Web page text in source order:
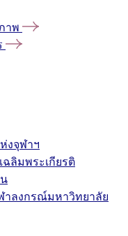
าพ
งจุฬาฯ
ลิมพระเกียรติ
าลงกรณ์มหาวิทยาลัย